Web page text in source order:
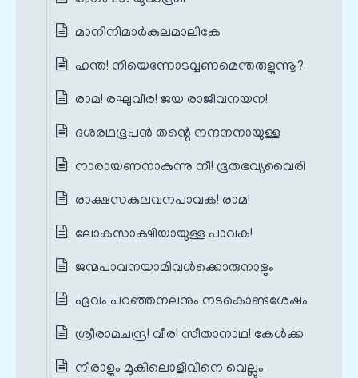
മാനിനിമാർകുലമാലികേ
ഹന്ത! നിയെന്നോടവ്വണമെന്തരുളുന്നൂ?
രാമ! രഘുവീര! ജയ രാജീവനയന!
ദശരഥഭൂപൻ തന്റെ നന്ദനനായുള്ള
നാരായണനാകുന്നു നീ! ഭൂതഭവ്യവൈരി
രാക്ഷസകുലവനപാവക! രാമ!
ലോകസാക്ഷിയായുള്ള പാവക!
ജന്മപാവനയാമിവൾക്കൊരുനാളും
ഏവം പറഞ്ഞനലനും നടകൊണ്ടശേഷം
ശ്രീരാമചന്ദ്ര! വീര! സീതാനാഥ! കേൾക്ക
നീരാളും മുകിലൊളിവിനെ വെല്ലും